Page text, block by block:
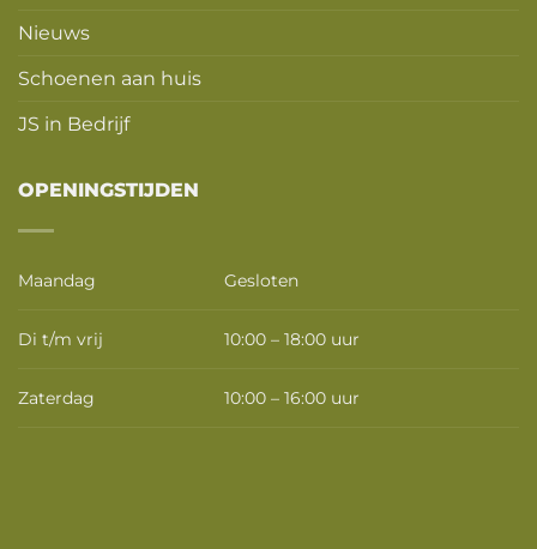
Nieuws
Schoenen aan huis
JS in Bedrijf
OPENINGSTIJDEN
Maandag Gesloten
Di t/m vrij 10:00 – 18:00 uur
Zaterdag 10:00 – 16:00 uur